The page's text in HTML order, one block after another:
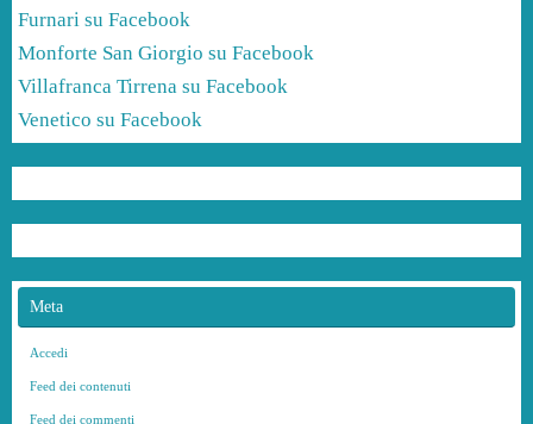
Furnari su Facebook
Monforte San Giorgio su Facebook
Villafranca Tirrena su Facebook
Venetico su Facebook
Meta
Accedi
Feed dei contenuti
Feed dei commenti